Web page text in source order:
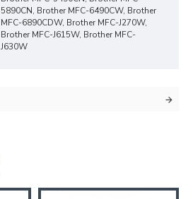
5890CN, Brother MFC-6490CW, Brother
MFC-6890CDW, Brother MFC-J270W,
Brother MFC-J615W, Brother MFC-
J630W